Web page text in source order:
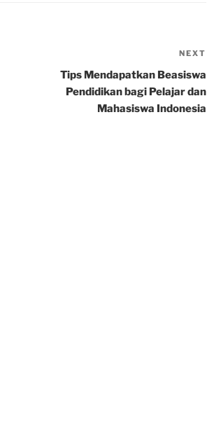
NEXT
Tips Mendapatkan Beasiswa
Pendidikan bagi Pelajar dan
Mahasiswa Indonesia